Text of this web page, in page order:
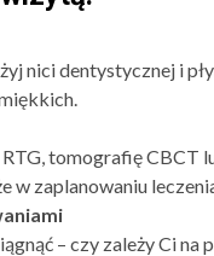
nici dentystycznej i
tomografię
w zaplanowaniu
– czy zależy Ci